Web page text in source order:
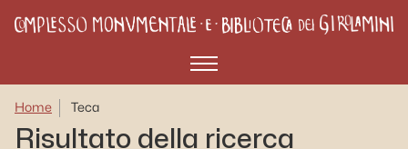
Menù
Home Teca
Risultato della ricerca